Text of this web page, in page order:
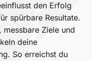
den Erfolg
spürbare Resultate.
messbare Ziele und
deine
So erreichst du